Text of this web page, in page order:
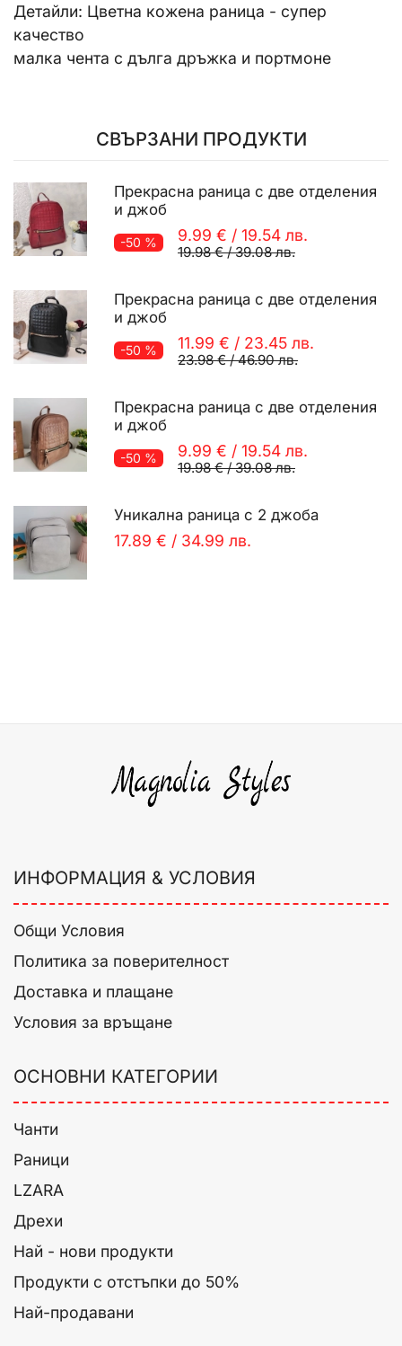
Детайли: Цветна кожена раница - супер
качество
малка чента с дълга дръжка и портмоне
СВЪРЗАНИ ПРОДУКТИ
Прекрасна раница с две отделения
и джоб
-50 % 9.99 € / 19.54 лв.
19.98 €/39.08 лв.
Прекрасна раница с две отделения
и джоб
-50 % 11.99 € / 23.45 лв.
23.98 €/46.90 лв.
Прекрасна раница с две отделения
и джоб
-50 % 9.99 € / 19.54 лв.
19.98 €/39.08 лв.
Уникална раница с 2 джоба
17.89 € / 34.99 лв.
ИНФОРМАЦИЯ & УСЛОВИЯ
Общи Условия
Политика за поверителност
Доставка и плащане
Условия за връщане
ОСНОВНИ КАТЕГОРИИ
Чанти
Раници
LZARA
Дрехи
Най - нови продукти
Продукти с отстъпки до 50%
Най-продавани